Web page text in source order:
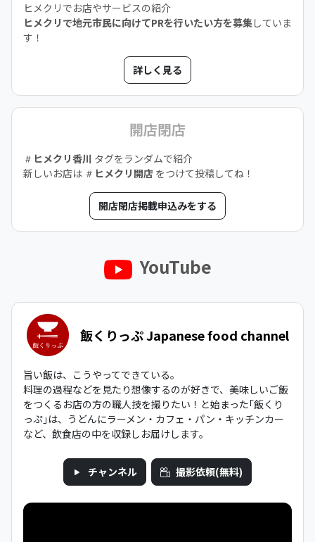
ヒメクリでお店やサービスの紹介
ヒメクリで地元市民に向けてPRを行いたい方を募集していま
す！
詳しく見る
開店閉店
ヒメクリ香川 タグをランダムで紹介
新しいお店は
ヒメクリ開店 をつけて投稿してね！
開店閉店掲載申込みをする
YouTube
飯くりっぷ Japanese food channel
旨い飯は、こうやってできている。
料理の過程などを見たり想像するのが好きで、美味しいご飯
をつくるお店の方の職人技を撮りたい！と始まった｢飯くり
っぷ｣は、うどんにラーメン・カフェ・パン・キッチンカー
など、飲食店の中を収録しお届けします。
チャンネル 撮影依頼(無料)